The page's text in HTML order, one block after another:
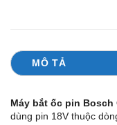
MÔ TẢ
Máy bắt ốc pin Bosch
dùng pin 18V thuộc